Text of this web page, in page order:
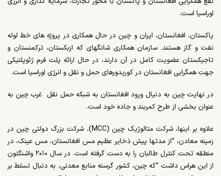
اوراسیا است.
پاکستان، افغانستان، ایران و چین در حال همکاری در پروژه های خط لوله
نفت و گاز هستند. سازمان همکاری شانگهای که ازبکستان، ترکمنستان و
تاجیکستان عضویت کامل در آن دارند، در حال ارائه پلت فرم ژئوپلتیکی
جهت همگرایی افغانستان در کوریدورهای حمل و نقل و انرژی اوراسیا است.
در نهایت چین به دنیال ورود افغانستان به شبکه حمل نقل غرب چین به
عنوان بخشی از طرح کمربند و جاده خود است.
علاوه بر اینها، شرکت متالوژیک چین (MCC)، شرکت بزرگ دولتی چین در
زمینه معادن، “از مدتها پیش ذخایر عظیم مس افغانستان، مس عینک، در
منطقه تحت کنترل طالبان را به دست گرفته است. در سال ۲۰۱۰ واشنگتون
از این هراس داشت “که چین، کشور گرسنه منابع معدنی، به دنبال تسلط بر